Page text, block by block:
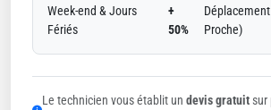
Week-end & Jours
Fériés
+
50%
Proche)
Le technicien vous établit un devis gratuitsur